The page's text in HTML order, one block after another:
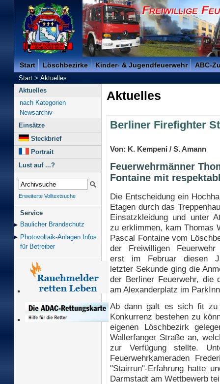
Freiwillige Feuerwehr der Kreisstadt Saarlouis -
Start Löschbezirke Kinder- & Jugendfeuerwehr ABC-
Start>Aktuelles
Aktuelles
nach Kategorien
Newsarchiv
Einsätze
Steckbrief
Portrait
Lust auf ...?
Erweiterte Volltextsuche
Service
Baulicher Brand­schutz
Photovoltaik-Anlagen Infos
für Betreiber
Aktuelles
Berliner Firefighter
Von: K. Kempeni / S. Amann
Feuerwehrmänner
Fontaine mit
Die Entscheidung ein
Etagen durch das
Einsatzkleidung und unter
zu erklimmen, kam Thomas
Pascal Fontaine vom
der Freiwilligen Feuerwehr
erst im Februar diesen
letzter Sekunde ging die
der Berliner Feuerwehr, die
am Alexanderplatz im
Ab dann galt es sich fit zu
Konkurrenz bestehen zu
eigenen Löschbezirk
Wallerfanger Straße an,
zur Verfügung stellte.
Feuerwehrkameraden
"Stairrun"-Erfahrung hatte
Darmstadt am Wettbewerb